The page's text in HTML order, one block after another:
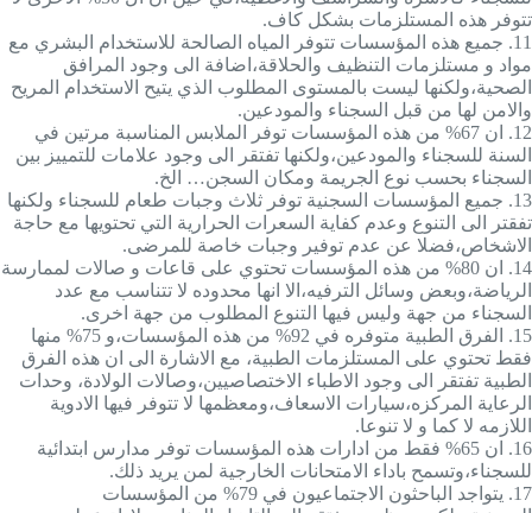
تتوفر هذه المستلزمات بشكل كاف.
11. جميع هذه المؤسسات تتوفر المياه الصالحة للاستخدام البشري مع
مواد و مستلزمات التنظيف والحلاقة،اضافة الى وجود المرافق
الصحية،ولكنها ليست بالمستوى المطلوب الذي يتيح الاستخدام المريح
والامن لها من قبل السجناء والمودعين.
12.
ان 67% من هذه المؤسسات توفر الملابس المناسبة مرتين في
السنة للسجناء والمودعين،ولكنها تفتقر الى وجود علامات للتمييز بين
السجناء بحسب نوع الجريمة ومكان السجن… الخ.
13. جميع المؤسسات السجنية توفر ثلاث وجبات طعام للسجناء ولكنها
تفقتر الى التنوع وعدم كفاية السعرات الحرارية التي تحتويها مع حاجة
الاشخاص،فضلا عن عدم توفير وجبات خاصة للمرضى.
14.
ان 80% من هذه المؤسسات تحتوي على قاعات و صالات لممارسة
الرياضة،وبعض وسائل الترفيه،الا انها محدوده لا تتناسب مع عدد
السجناء من جهة وليس فيها التنوع المطلوب من جهة اخرى.
15.
الفرق الطبية متوفره في 92% من هذه المؤسسات،و 75% منها
فقط تحتوي على المستلزمات الطبية، مع الاشارة الى ان هذه الفرق
الطبية تفتقر الى وجود الاطباء الاختصاصيين،وصالات الولادة، وحدات
الرعاية المركزه،سيارات الاسعاف،ومعظمها لا تتوفر فيها الادوية
اللازمه لا كما و لا تنوعا.
16.
ان 65% فقط من ادارات هذه المؤسسات توفر مدارس ابتدائية
للسجناء،وتسمح باداء الامتحانات الخارجية لمن يريد ذلك.
17.
يتواجد الباحثون الاجتماعيون في 79% من المؤسسات